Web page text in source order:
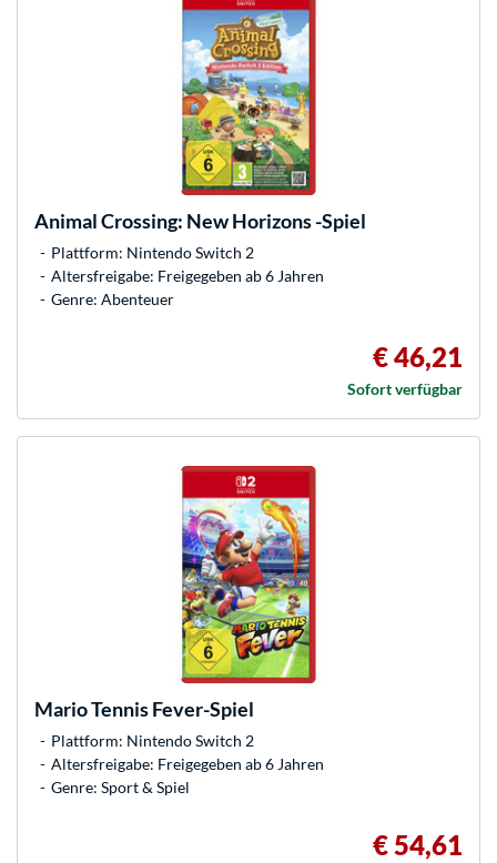
Animal Crossing: New Horizons -Spiel
Plattform: Nintendo Switch 2
Altersfreigabe: Freigegeben ab 6 Jahren
Genre: Abenteuer
€ 46,21
Sofort verfügbar
Mario Tennis Fever-Spiel
Plattform: Nintendo Switch 2
Altersfreigabe: Freigegeben ab 6 Jahren
Genre: Sport & Spiel
€ 54,61